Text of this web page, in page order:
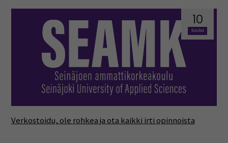
10
touko
Verkostoidu, ole rohkea ja ota kaikki irti opinnoista